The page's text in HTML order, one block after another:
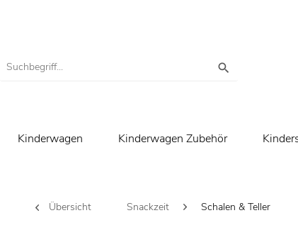
Kinderwagen Kinderwagen Zubehör
Übersicht Snackzeit Schalen & Teller